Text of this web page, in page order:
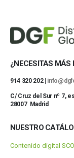
¿NECESITAS MÁS
914 320 202 |
C/ Cruz del Sur nº 7,
28007 Madrid
NUESTRO
Contenido digital